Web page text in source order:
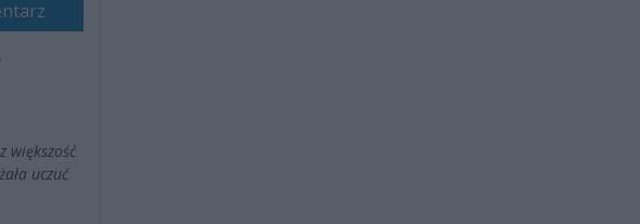
większość
uczuć